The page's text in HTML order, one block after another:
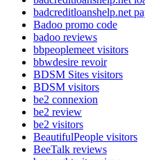
badcreditloanshelp.net
Badoo promo code
badoo reviews
bbpeoplemeet visitors
bbwdesire revoir
BDSM Sites visitors
BDSM visitors
be2 connexion
be2 review
be2 visitors
BeautifulPeople visitors
BeeTalk reviews